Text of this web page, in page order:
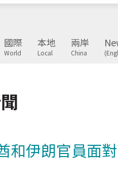
國際
World
本地
Local
兩岸
China
和伊朗官員面